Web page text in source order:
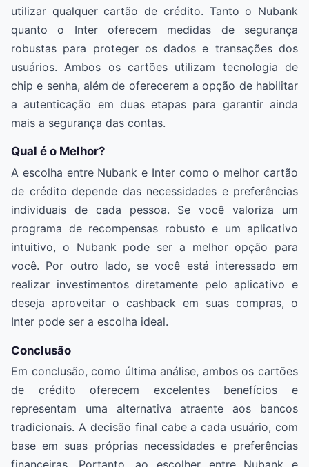
utilizar qualquer cartão de crédito. Tanto o Nubank
quanto o Inter oferecem medidas de segurança
robustas para proteger os dados e transações dos
usuários. Ambos os cartões utilizam tecnologia de
chip e senha, além de oferecerem a opção de habilitar
a autenticação em duas etapas para garantir ainda
mais a segurança das contas.
Qual é o Melhor?
A escolha entre Nubank e Inter como o melhor cartão
de crédito depende das necessidades e preferências
individuais de cada pessoa. Se você valoriza um
programa de recompensas robusto e um aplicativo
intuitivo, o Nubank pode ser a melhor opção para
você. Por outro lado, se você está interessado em
realizar investimentos diretamente pelo aplicativo e
deseja aproveitar o cashback em suas compras, o
Inter pode ser a escolha ideal.
Conclusão
Em conclusão, como última análise, ambos os cartões
de crédito oferecem excelentes benefícios e
representam uma alternativa atraente aos bancos
tradicionais. A decisão final cabe a cada usuário, com
base em suas próprias necessidades e preferências